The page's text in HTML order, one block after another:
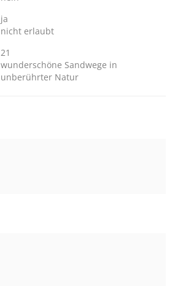
ja
nicht erlaubt
21
wunderschöne Sandwege in
unberührter Natur